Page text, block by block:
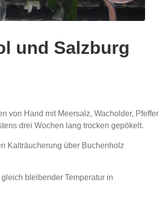
und Salzburg
von Hand mit Meersalz, Wacholder, Pfeffer
drei Wochen lang trocken gepökelt.
Kalträucherung über Buchenholz
bleibender Temperatur in